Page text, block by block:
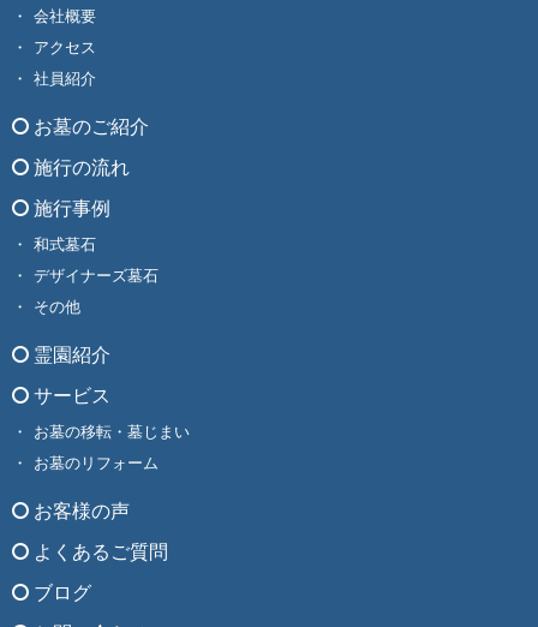
会社概要
アクセス
社員紹介
お墓のご紹介
施行の流れ
施行事例
和式墓石
デザイナーズ墓石
その他
霊園紹介
サービス
お墓の移転・墓じまい
お墓のリフォーム
お客様の声
よくあるご質問
ブログ